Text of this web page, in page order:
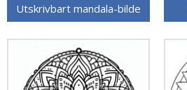
Utskrivbart mandala-bilde